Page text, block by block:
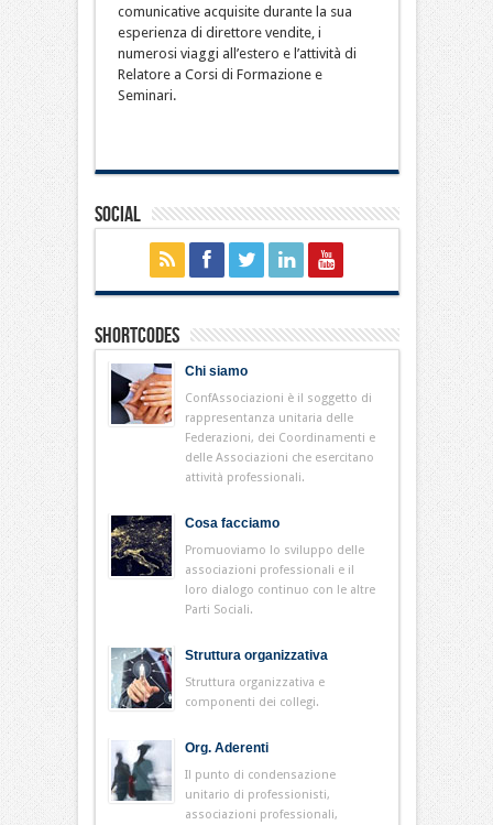
comunicative acquisite durante la sua
esperienza di direttore vendite, i
numerosi viaggi all’estero e l’attività di
Relatore a Corsi di Formazione e
Seminari.
Social
Shortcodes
Chi siamo
ConfAssociazioni è il soggetto di
rappresentanza unitaria delle
Federazioni, dei Coordinamenti e
delle Associazioni che esercitano
attività professionali.
Cosa facciamo
Promuoviamo lo sviluppo delle
associazioni professionali e il
loro dialogo continuo con le altre
Parti Sociali.
Struttura organizzativa
Struttura organizzativa e
componenti dei collegi.
Org. Aderenti
Il punto di condensazione
unitario di professionisti,
associazioni professionali,